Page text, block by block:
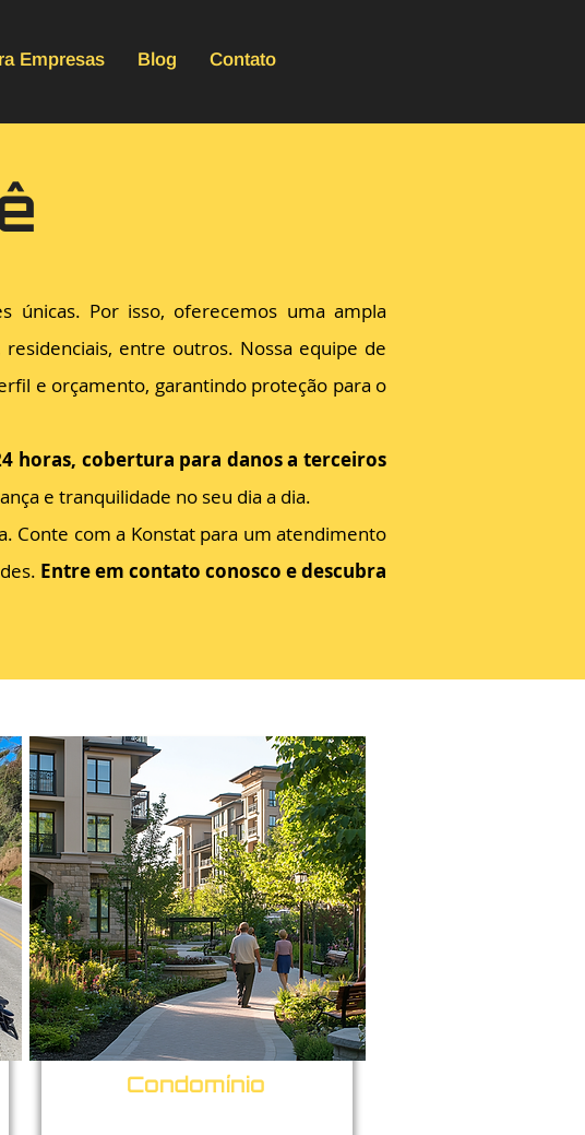
Empresas Blog Contato
únicas. Por isso, oferecemos uma ampla
entre outros. Nossa equipe de
e orçamento, garantindo proteção para o
horas, cobertura para danos a terceiros
e tranquilidade no seu dia a dia.
Conte com a Konstat para um atendimento
Entre em contato conosco e descubra
Condomínio